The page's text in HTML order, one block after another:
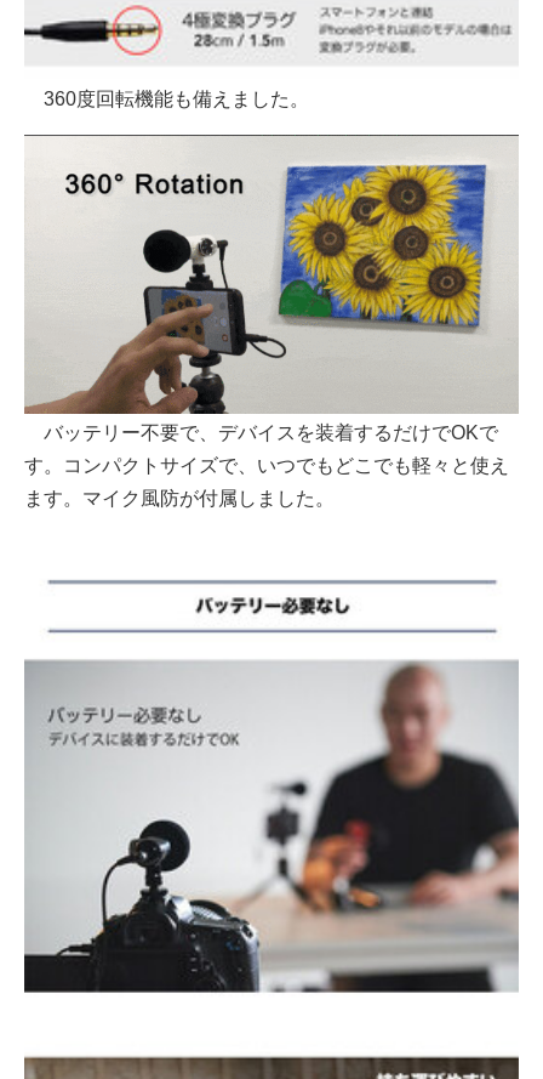
360度回転機能も備えました。
バッテリー不要で、デバイスを装着するだけでOKで
す。コンパクトサイズで、いつでもどこでも軽々と使え
ます。マイク風防が付属しました。